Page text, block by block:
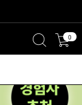
0